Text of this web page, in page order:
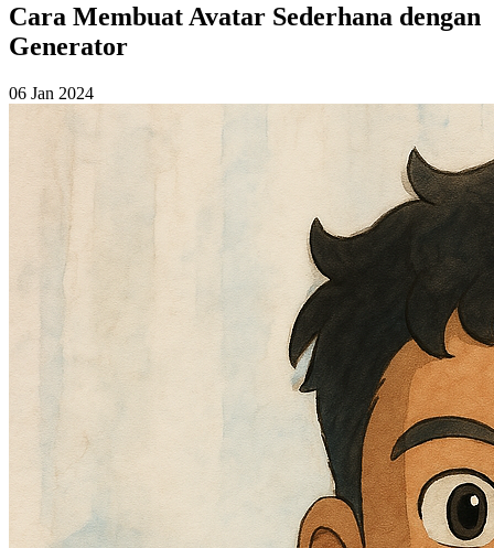
Cara Membuat Avatar Sederhana dengan
Generator
06 Jan 2024